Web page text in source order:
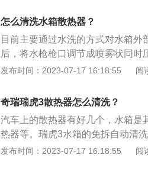
启动车辆，冷却液开始流动，就可
怎么清洗水箱散热器？
目前主要通过水洗的方式对水箱外
后，将水枪枪口调节成喷雾状同
面进行冲洗即可。以下是关于水箱
流到散热器后热量散去，再回到水
分。2、工作原理：水箱是水冷式
路的一个重要组成部件，能够吸收
较大，吸收缸体的热量后温度升高
个液体回路。
发布时间：2023-07-17 16:18:55 阅
奇瑞瑞虎3散热器怎么清洗？
汽车上的散热器有好几个，水箱是
热器等。瑞虎3水箱的免拆自动清
态。打开水箱盖，将水箱自动清洗
发布时间：2023-07-17 16:18:55 阅